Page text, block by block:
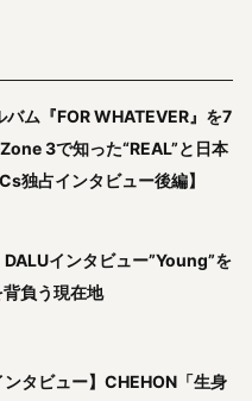
ム『FOR WHATEVER』を7
3で知った“REAL”と日本
独占インタビュー後編】
DALUインタビュー”Young”を
負う現在地
ンタビュー】CHEHON「生身